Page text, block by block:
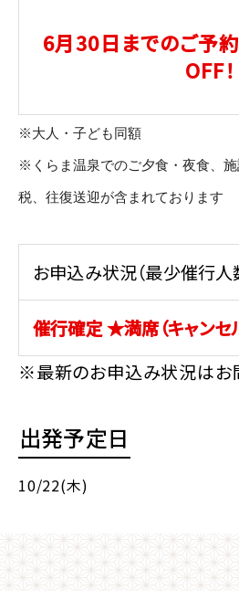
6月30日までのご予
OFF！
※大人・子ども同額
※くらま温泉でのご夕食・夜食、
税、往復送迎が含まれております
お申込み状況（最少催行人
催行確定 ★満席（キャンセ
※最新のお申込み状況はお
出発予定日
10/22(木)